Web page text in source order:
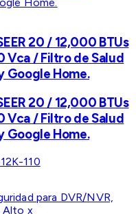
20 / 12,000 BTUs
Vca / Filtro de Salud
Google Home.
20 / 12,000 BTUs
Vca / Filtro de Salud
Google Home.
110